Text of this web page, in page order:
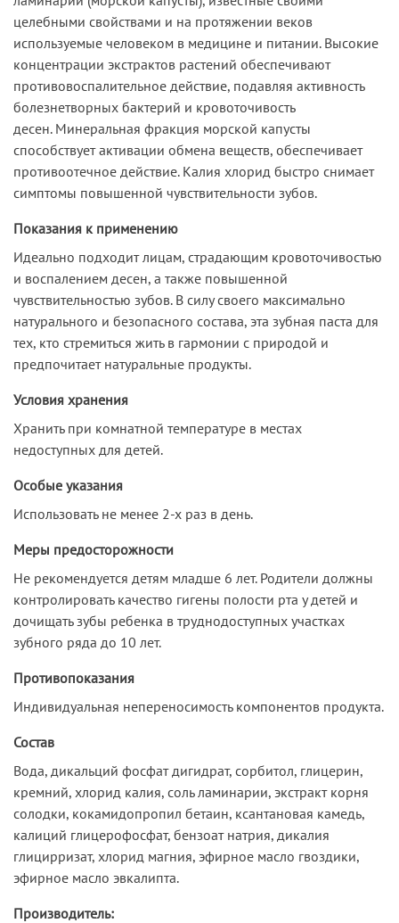
целебными свойствами и на протяжении веков
используемые человеком в медицине и питании. Высокие
концентрации экстрактов растений обеспечивают
противовоспалительное действие, подавляя активность
болезнетворных бактерий и кровоточивость
десен. Минеральная фракция морской капусты
способствует активации обмена веществ, обеспечивает
противоотечное действие. Калия хлорид быстро снимает
симптомы повышенной чувствительности зубов.
Показания к применению
Идеально подходит лицам, страдающим кровоточивостью
и воспалением десен, а также повышенной
чувствительностью зубов. В силу своего максимально
натурального и безопасного состава, эта зубная паста для
тех, кто стремиться жить в гармонии с природой и
предпочитает натуральные продукты.
Условия хранения
Хранить при комнатной температуре в местах
недоступных для детей.
Особые указания
Использовать не менее 2-х раз в день.
Меры предосторожности
Не рекомендуется детям младше 6 лет. Родители должны
контролировать качество гигены полости рта у детей и
дочищать зубы ребенка в труднодоступных участках
зубного ряда до 10 лет.
Противопоказания
Индивидуальная непереносимость компонентов продукта.
Состав
Вода, дикальций фосфат дигидрат, сорбитол, глицерин,
кремний, хлорид калия, соль ламинарии, экстракт корня
солодки, кокамидопропил бетаин, ксантановая камедь,
калиций глицерофосфат, бензоат натрия, дикалия
глицирризат, хлорид магния, эфирное масло гвоздики,
эфирное масло эвкалипта.
Производитель: